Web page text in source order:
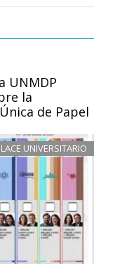
UNMDP
la
de Papel
UNIVERSITARIO